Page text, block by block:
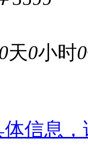
天0小时0
体信息